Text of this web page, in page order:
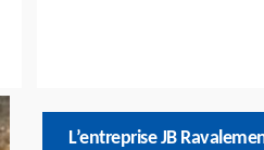
L’entreprise JB